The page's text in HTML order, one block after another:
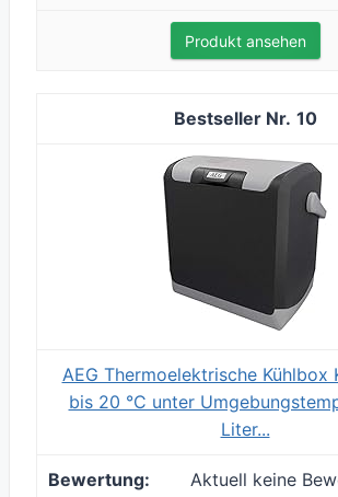
Produkt ansehen
10
AEG Thermoelektrische Kühlbox
bis 20 °C unter
Liter...
Aktuell keine